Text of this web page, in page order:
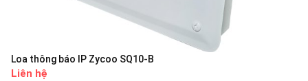
Loa thông báo IP Zycoo SQ10-B
Liên hệ